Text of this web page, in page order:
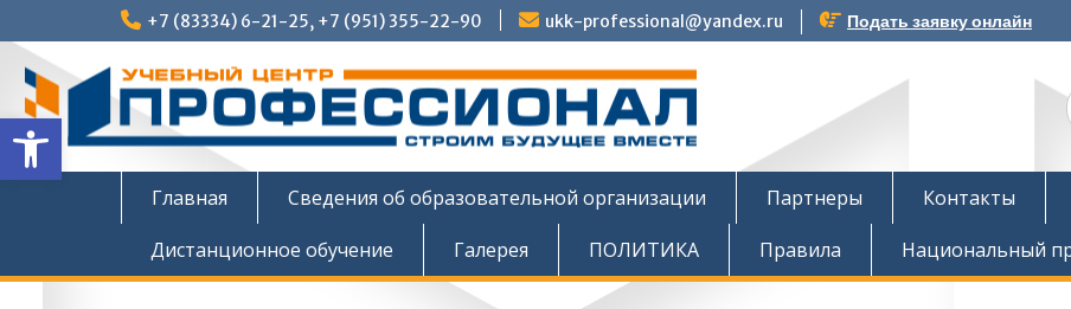
Открыть панель инструментов
к
содержимому
+7 (83334) 6-21-25, +7 (951) 355-22-90 ukk-professional@yandex.ru Подать заявку онлайн
Главная Сведения об образовательной организации Партнеры Контакты
Дистанционное обучение
Галерея ПОЛИТИКА Правила Национальный